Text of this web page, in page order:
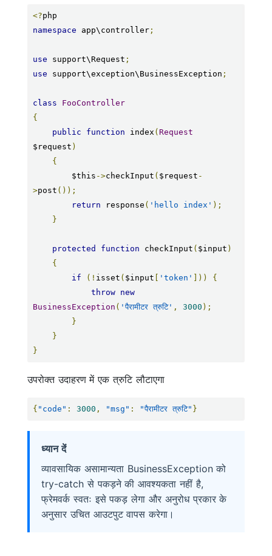
<?
namespace app\controller;
use support\Request ;
use support\exception\BusinessException ;
class
FooController
{
public
function index ( Request
$request )
{
        $this
->checkInput ( $request -
>post ());
return response ( 'hello index' );
}
protected function checkInput ( $input )
{
if
(! isset ( $input [ 'token' ]))
{
throw
new
BusinessException ( 'पैरामीटर त्रुटि' , 3000 );
}
}
}
उपरोक्त उदाहरण में एक त्रुटि लौटाएगा
{ "code" : 3000 , "msg" : "पैरामीटर त्रुटि" }
ध्यान दें
व्यावसायिक असामान्यता BusinessException को
try-catch से पकड़ने की आवश्यकता नहीं है,
फ्रेमवर्क स्वतः इसे पकड़ लेगा और अनुरोध प्रकार के
अनुसार उचित आउटपुट वापस करेगा।